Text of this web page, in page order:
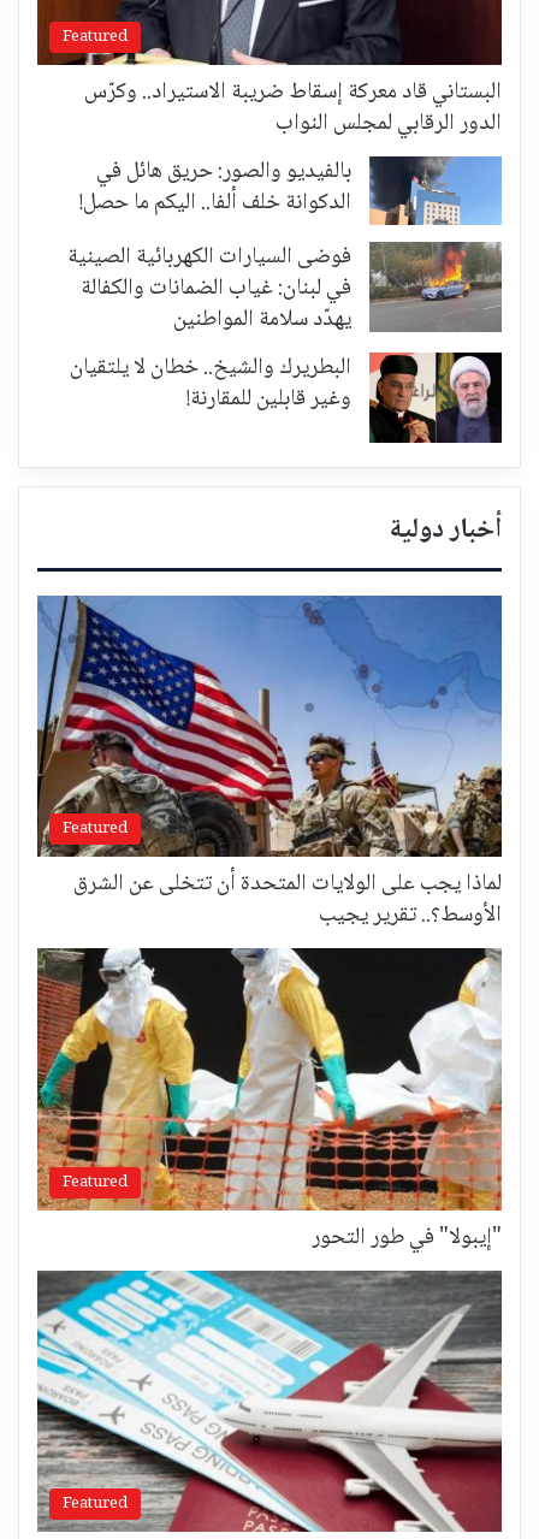
Featured
البستاني قاد معركة إسقاط ضريبة الاستيراد.. وكرّس
الدور الرقابي لمجلس النواب
بالفيديو والصور: حريق هائل في
الدكوانة خلف ألفا.. اليكم ما حصل!
فوضى السيارات الكهربائية الصينية
في لبنان: غياب الضمانات والكفالة
يهدّد سلامة المواطنين
البطريرك والشيخ.. خطان لا يلتقيان
وغير قابلين للمقارنة!
أخبار دولية
Featured
لماذا يجب على الولايات المتحدة أن تتخلى عن الشرق
الأوسط؟.. تقرير يجيب
Featured
"إيبولا" في طور التحور
Featured